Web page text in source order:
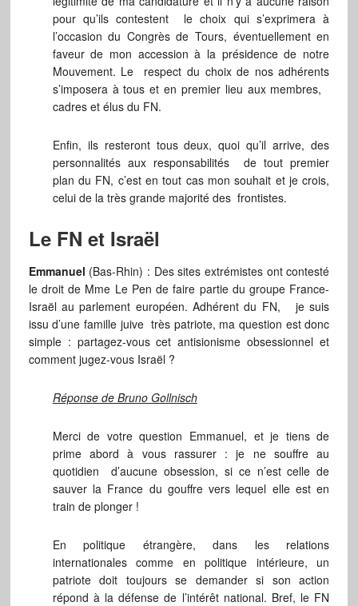
pour qu’ils contestent le choix qui s’exprimera à
l’occasion du Congrès de Tours, éventuellement en
faveur de mon accession à la présidence de notre
Mouvement. Le respect du choix de nos adhérents
s’imposera à tous et en premier lieu aux membres,
cadres et élus du FN.
Enfin, ils resteront tous deux, quoi qu’il arrive, des
personnalités aux responsabilités de tout premier
plan du FN, c’est en tout cas mon souhait et je crois,
celui de la très grande majorité des frontistes.
Le FN et Israël
Emmanuel (Bas-Rhin) : Des sites extrémistes ont contesté
le droit de Mme Le Pen de faire partie du groupe France-
Israël au parlement européen. Adhérent du FN, je suis
issu d’une famille juive très patriote, ma question est donc
simple : partagez-vous cet antisionisme obsessionnel et
comment jugez-vous Israël ?
Réponse de Bruno Gollnisch
Merci de votre question Emmanuel, et je tiens de
prime abord à vous rassurer : je ne souffre au
quotidien d’aucune obsession, si ce n’est celle de
sauver la France du gouffre vers lequel elle est en
train de plonger !
En politique étrangère, dans les relations
internationales comme en politique intérieure, un
patriote doit toujours se demander si son action
répond à la défense de l’intérêt national. Bref, le FN